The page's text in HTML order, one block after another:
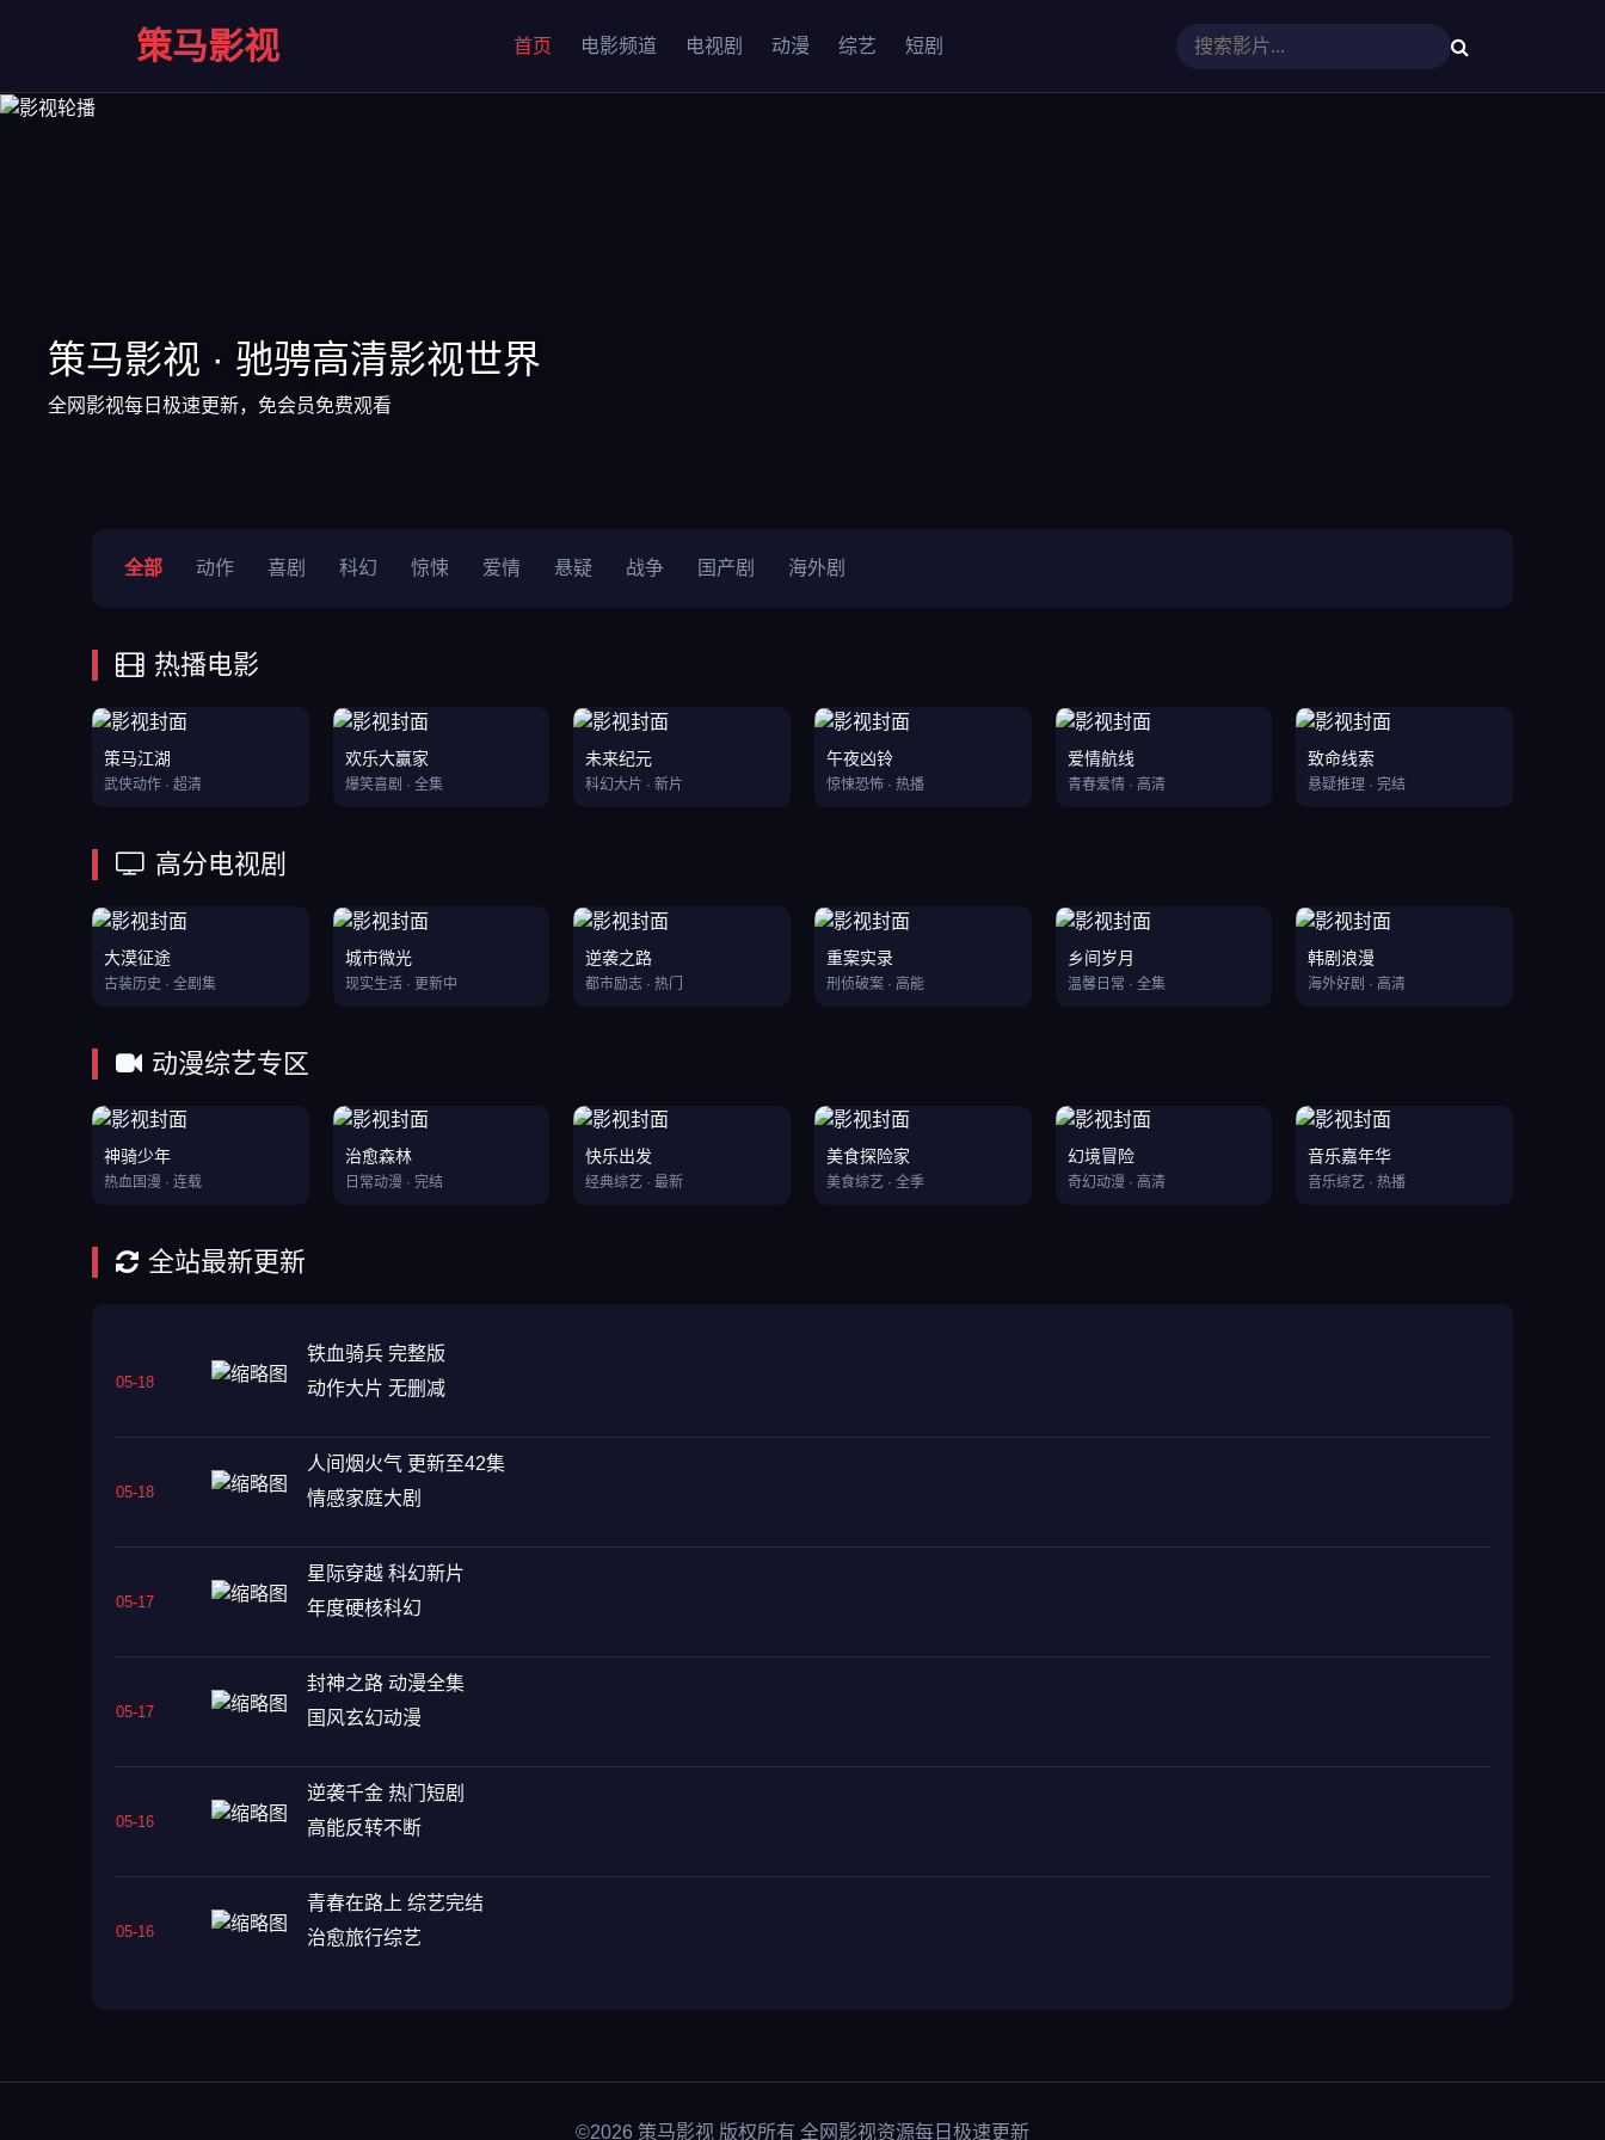
策马影视 首页 电影频道 电视剧 动漫 综艺 短剧
策马影视 · 驰骋高清影视世界
全网影视每日极速更新，免会员免费观看
全部 动作 喜剧 科幻 惊悚 爱情 悬疑 战争 国产剧 海外剧
热播电影
策马江湖
武侠动作 · 超清
欢乐大赢家
爆笑喜剧 · 全集
未来纪元
科幻大片 · 新片
午夜凶铃
惊悚恐怖 · 热播
爱情航线
青春爱情 · 高清
致命线索
悬疑推理 · 完结
高分电视剧
大漠征途
古装历史 · 全剧集
城市微光
现实生活 · 更新中
逆袭之路
都市励志 · 热门
重案实录
刑侦破案 · 高能
乡间岁月
温馨日常 · 全集
韩剧浪漫
海外好剧 · 高清
动漫综艺专区
神骑少年
热血国漫 · 连载
治愈森林
日常动漫 · 完结
快乐出发
经典综艺 · 最新
美食探险家
美食综艺 · 全季
幻境冒险
奇幻动漫 · 高清
音乐嘉年华
音乐综艺 · 热播
全站最新更新
05-18
铁血骑兵 完整版
动作大片 无删减
05-18
人间烟火气 更新至42集
情感家庭大剧
05-17
星际穿越 科幻新片
年度硬核科幻
05-17
封神之路 动漫全集
国风玄幻动漫
05-16
逆袭千金 热门短剧
高能反转不断
05-16
青春在路上 综艺完结
治愈旅行综艺
©2026 策马影视 版权所有 全网影视资源每日极速更新